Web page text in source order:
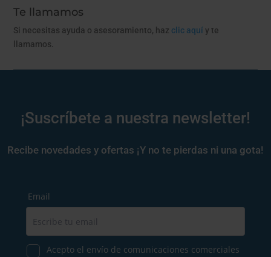
Te llamamos
Si necesitas ayuda o asesoramiento, haz clic aquí y te
llamamos.
¡Suscríbete a nuestra newsletter!
Recibe novedades y ofertas ¡Y no te pierdas ni una gota!